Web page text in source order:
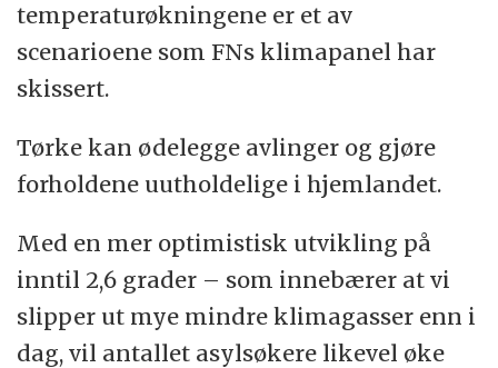
temperaturøkningene er et av
scenarioene som FNs klimapanel har
skissert.
Tørke kan ødelegge avlinger og gjøre
forholdene uutholdelige i hjemlandet.
Med en mer optimistisk utvikling på
inntil 2,6 grader – som innebærer at vi
slipper ut mye mindre klimagasser enn i
dag, vil antallet asylsøkere likevel øke